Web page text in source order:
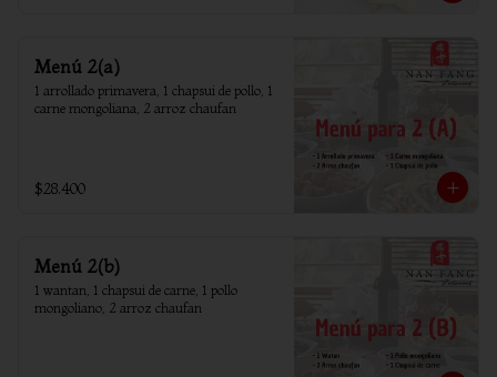
Menú 2(a)
1 arrollado primavera, 1 chapsui de pollo, 1
carne mongoliana, 2 arroz chaufan
$28.400
Menú 2(b)
1 wantan, 1 chapsui de carne, 1 pollo
mongoliano, 2 arroz chaufan